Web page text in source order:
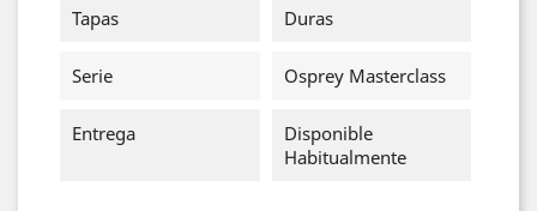
Tapas Duras
Serie Osprey Masterclass
Entrega
Disponible
Habitualmente